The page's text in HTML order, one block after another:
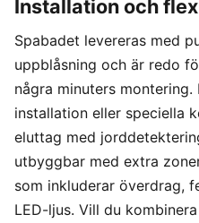
Installation och
Spabadet levereras med
uppblåsning och är redo
några minuters
installation eller speciella
eluttag med
utbyggbar med extra
som inkluderar överdrag,
LED-ljus. Vill du